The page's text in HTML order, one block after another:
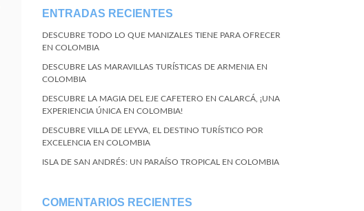
ENTRADAS RECIENTES
DESCUBRE TODO LO QUE MANIZALES TIENE PARA OFRECER
EN COLOMBIA
DESCUBRE LAS MARAVILLAS TURÍSTICAS DE ARMENIA EN
COLOMBIA
DESCUBRE LA MAGIA DEL EJE CAFETERO EN CALARCÁ, ¡UNA
EXPERIENCIA ÚNICA EN COLOMBIA!
DESCUBRE VILLA DE LEYVA, EL DESTINO TURÍSTICO POR
EXCELENCIA EN COLOMBIA
ISLA DE SAN ANDRÉS: UN PARAÍSO TROPICAL EN COLOMBIA
COMENTARIOS RECIENTES